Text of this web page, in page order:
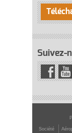
Suivez-
Société